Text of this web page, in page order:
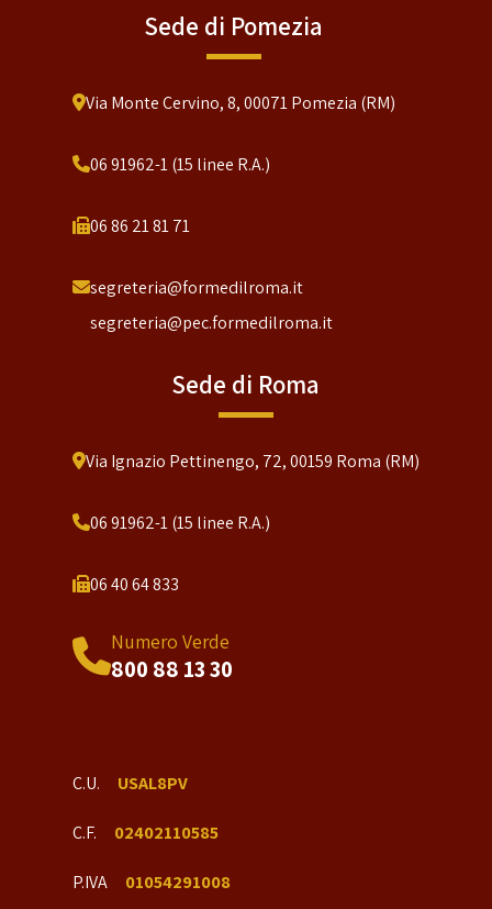
Sede di Pomezia
Via Monte Cervino, 8, 00071 Pomezia (RM)
06 91962-1 (15 linee R.A.)
06 86 21 81 71
segreteria@formedilroma.it
segreteria@pec.formedilroma.it
Sede di Roma
Via Ignazio Pettinengo, 72, 00159 Roma (RM)
06 91962-1 (15 linee R.A.)
06 40 64 833
Numero Verde
800 88 13 30
C.U. USAL8PV
C.F. 02402110585
P.IVA 01054291008